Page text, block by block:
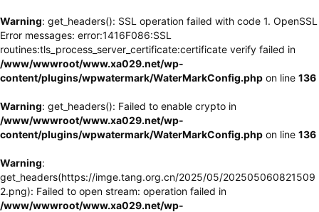
Warning: get_headers(): SSL operation failed with code 1. OpenSSL
Error messages: error:1416F086:SSL
routines:tls_process_server_certificate:certificate verify failed in
/www/wwwroot/www.xa029.net/wp-
content/plugins/wpwatermark/WaterMarkConfig.php on line 136
Warning: get_headers(): Failed to enable crypto in
/www/wwwroot/www.xa029.net/wp-
content/plugins/wpwatermark/WaterMarkConfig.php on line 136
Warning:
get_headers(https://imge.tang.org.cn/2025/05/202505060821509
2.png): Failed to open stream: operation failed in
/www/wwwroot/www.xa029.net/wp-